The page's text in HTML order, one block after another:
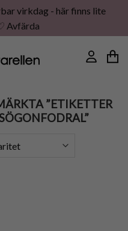
virkdag - här finns lite
Avfärda
”ETIKETTER